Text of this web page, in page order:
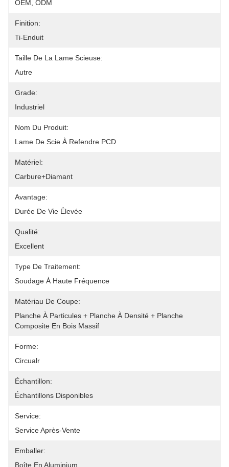
OEM, ODM
Finition:
Ti-Enduit
Taille De La Lame Scieuse:
Autre
Grade:
Industriel
Nom Du Produit:
Lame De Scie À Refendre PCD
Matériel:
Carbure+Diamant
Avantage:
Durée De Vie Élevée
Qualité:
Excellent
Type De Traitement:
Soudage À Haute Fréquence
Matériau De Coupe:
Planche À Particules + Planche À Densité + Planche
Composite En Bois Massif
Forme:
Circualr
Échantillon:
Échantillons Disponibles
Service:
Service Après-Vente
Emballer:
Boîte En Aluminium